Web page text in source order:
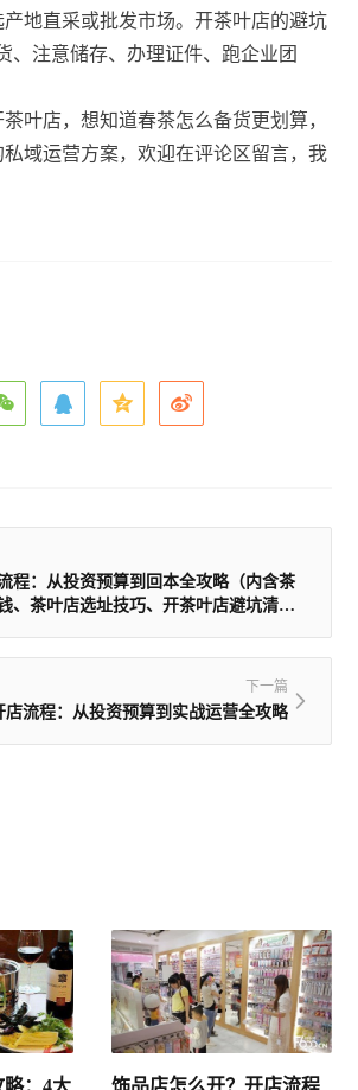
地直采或批发市场。开茶叶店的避坑
、注意储存、办理证件、跑企业团
叶店，想知道春茶怎么备货更划算，
域运营方案，欢迎在评论区留言，我
程：从投资预算到回本全攻略（内含茶
、茶叶店选址技巧、开茶叶店避坑清
下一篇
店流程：从投资预算到实战运营全攻略
略：4大 饰品店怎么开？开店流程